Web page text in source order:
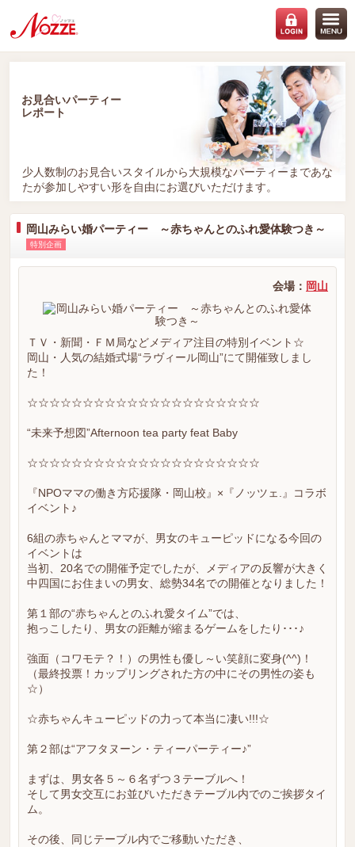
お見合いパーティー
レポート
少人数制のお見合いスタイルから大規模なパーティーまであな
たが参加しやすい形を自由にお選びいただけます。
岡山みらい婚パーティー ～赤ちゃんとのふれ愛体験つき～
特別企画
会場： 岡山
ＴＶ・新聞・ＦＭ局などメディア注目の特別イベント☆
岡山・人気の結婚式場“ラヴィール岡山”にて開催致しまし
た！
☆☆☆☆☆☆☆☆☆☆☆☆☆☆☆☆☆☆☆☆☆
“未来予想図”Afternoon tea party feat Baby
☆☆☆☆☆☆☆☆☆☆☆☆☆☆☆☆☆☆☆☆☆
『NPOママの働き方応援隊・岡山校』×『ノッツェ.』コラボ
イベント♪
6組の赤ちゃんとママが、男女のキューピッドになる今回の
イベントは
当初、20名での開催予定でしたが、メディアの反響が大きく
中四国にお住まいの男女、総勢34名での開催となりました！
第１部の“赤ちゃんとのふれ愛タイム”では、
抱っこしたり、男女の距離が縮まるゲームをしたり･･･♪
強面（コワモテ？！）の男性も優し～い笑顔に変身(^^)！
（最終投票！カップリングされた方の中にその男性の姿も
☆）
☆赤ちゃんキューピッドの力って本当に凄い!!!☆
第２部は“アフタヌーン・ティーパーティー♪”
まずは、男女各５～６名ずつ３テーブルへ！
そして男女交互にお並びいただきテーブル内でのご挨拶タイ
ム。
その後、同じテーブル内でご移動いただき、